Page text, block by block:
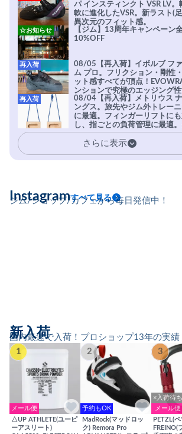
パ インスティンクト VSR LV。
軟に進化したVSR。新ラスト(
異次元のフィット感。
【ジム】13周年キャンペーン
10%OFF
☆お知らせ
08/05【再入荷】イボルブ フ
ム プロ。フリクション・剛性
ット感すべてが頂点！
ンションで究極のエッジング性
実現。進化系ラバーEvo-74は
を凌駕する粘着力で極小ホール
安心感。
再入荷
08/04【再入荷】メトリウス
ングス。旅先やジム外トレー
に最適。フィンガーリフトに
し、指ごとの負荷管理に最適。
イマーの指を本気で鍛えるギ
再入荷
さらに表示
ジム/ショップ/カフェから毎日発信中！
Instagramすべて見る
国内最速で入荷！プロショップ13年の実績
新入荷
1
メール便
△UP ATHLETE(ユーピ
ーアスリート)
2
予約もOK
MadRock(マッドロッ
ク) Remora Pro
3
×入荷待ち
メール便
PETZL(